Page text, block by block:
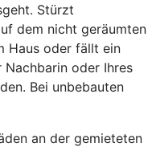
Stürzt
dem nicht geräumten
Haus oder fällt ein
Nachbarin oder Ihres
Bei unbebauten
an der gemieteten